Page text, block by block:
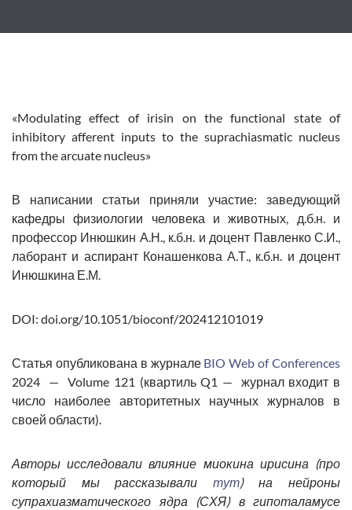
«Modulating effect of irisin on the functional state of
inhibitory afferent inputs to the suprachiasmatic nucleus
from the arcuate nucleus»
В написании статьи приняли участие: заведующий
кафедры физиологии человека и животных, д.б.н. и
профессор Инюшкин А.Н., к.б.н. и доцент Павленко С.И.,
лаборант и аспирант Конашенкова А.Т., к.б.н. и доцент
Инюшкина Е.М.
DOI: doi.org/10.1051/bioconf/202412101019
Статья опубликована в журнале BIO Web of Conferences
2024 — Volume 121 (квартиль Q1 — журнал входит в
число наиболее авторитетных научных журналов в
своей области).
Авторы исследовали влияние миокина ирисина (про
который мы рассказывали тут) на нейроны
супрахиазматического ядра (СХЯ) в гипоталамусе